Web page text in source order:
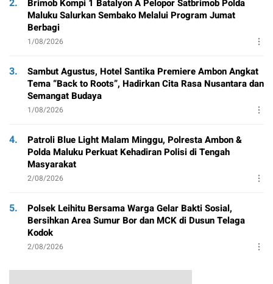
Brimob Kompi 1 Batalyon A Pelopor Satbrimob Polda
Maluku Salurkan Sembako Melalui Program Jumat
Berbagi
1/08/2026
3.
Sambut Agustus, Hotel Santika Premiere Ambon Angkat
Tema “Back to Roots”, Hadirkan Cita Rasa Nusantara dan
Semangat Budaya
1/08/2026
4.
Patroli Blue Light Malam Minggu, Polresta Ambon &
Polda Maluku Perkuat Kehadiran Polisi di Tengah
Masyarakat
2/08/2026
5.
Polsek Leihitu Bersama Warga Gelar Bakti Sosial,
Bersihkan Area Sumur Bor dan MCK di Dusun Telaga
Kodok
2/08/2026